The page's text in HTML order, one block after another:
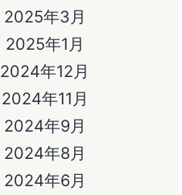
2025年3月
2025年1月
2024年12月
2024年11月
2024年9月
2024年8月
2024年6月